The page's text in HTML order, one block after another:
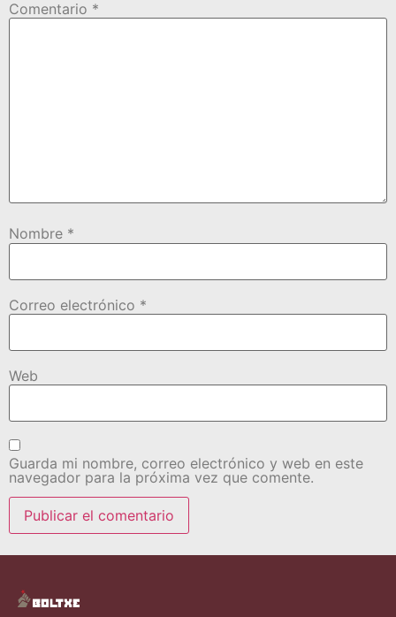
Comentario *
Nombre *
Correo electrónico *
Web
Guarda mi nombre, correo electrónico y web en este
navegador para la próxima vez que comente.